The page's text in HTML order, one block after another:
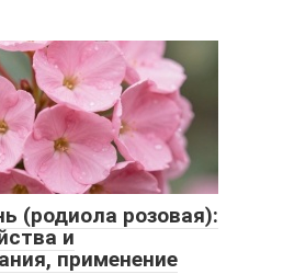
(родиола розовая):
и
применение